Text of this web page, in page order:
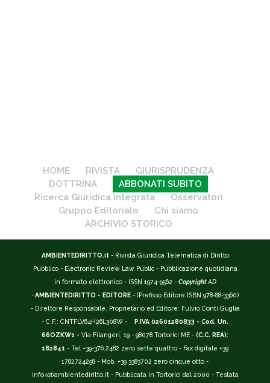
HOME RIVISTA
GIURISPRUDENZA
DOTTRINA
ABBONATI SUBITO
Ricerca Giuridica Integrata
Osservatori
Gruppo Editoriale
Chi siamo
ARCHIVIO STORICO
AMBIENTEDIRITTO.it - Rivista Giuridica Telematica di Diritto
Pubblico - Electronic Review Law Public - Pubblicazione quotidiana
in formato elettronico - ISSN 1974-9562 - Copyright AD
-AMBIENTEDIRITTO - EDITORE - (Prefisso Editore ISBN 978-88-3360)
- Direttore Responsabile, Proprietario ed Editore: Fulvio Conti Guglia
- C.F.: CNTFLV64H26L308W -
P.IVA 02601280833 - Cod. Un.
66OZKW1 - Via Filangeri, 19 - 98078 Tortorici ME - (C.C. REA):
182841 - Tel +39-376.2482 zero sette quattro - Fax digitale +39
1782724258 - Mob. +39 3383702 zero cinque otto -
info(at)ambientediritto.it - Pubblicata in Tortorici dal 2000 - Testata